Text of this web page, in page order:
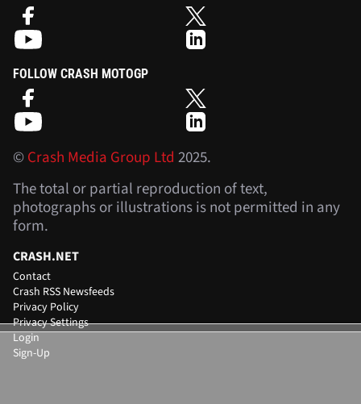
FOLLOW CRASH MOTOGP
©Crash Media Group Ltd 2025.
The total or partial reproduction of text,
photographs or illustrations is not permitted in any
form.
CRASH.NET
Contact
Crash RSS Newsfeeds
Privacy Policy
Privacy Settings
Login
Sign-Up